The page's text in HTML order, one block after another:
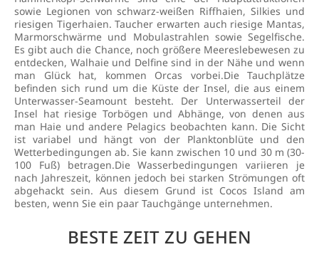
sowie Legionen von schwarz-weißen Riffhaien, Silkies und
riesigen Tigerhaien. Taucher erwarten auch riesige Mantas,
Marmorschwärme und Mobulastrahlen sowie Segelfische.
Es gibt auch die Chance, noch größere Meereslebewesen zu
entdecken, Walhaie und Delfine sind in der Nähe und wenn
man Glück hat, kommen Orcas vorbei.Die Tauchplätze
befinden sich rund um die Küste der Insel, die aus einem
Unterwasser-Seamount besteht. Der Unterwasserteil der
Insel hat riesige Torbögen und Abhänge, von denen aus
man Haie und andere Pelagics beobachten kann. Die Sicht
ist variabel und hängt von der Planktonblüte und den
Wetterbedingungen ab. Sie kann zwischen 10 und 30 m (30-
100 Fuß) betragen.Die Wasserbedingungen variieren je
nach Jahreszeit, können jedoch bei starken Strömungen oft
abgehackt sein. Aus diesem Grund ist Cocos Island am
besten, wenn Sie ein paar Tauchgänge unternehmen.
BESTE ZEIT ZU GEHEN